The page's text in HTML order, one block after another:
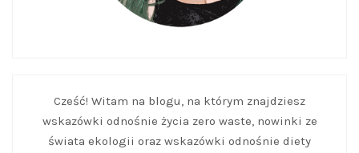
Cześć! Witam na blogu, na którym znajdziesz
wskazówki odnośnie życia zero waste, nowinki ze
świata ekologii oraz wskazówki odnośnie diety